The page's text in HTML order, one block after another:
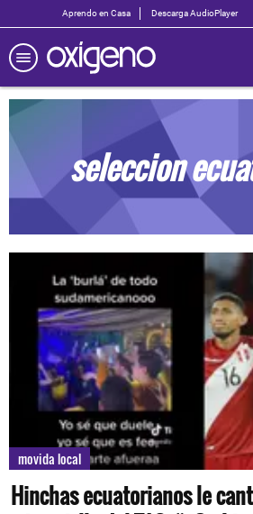
Aprendo en Casa Descarga AudioPlayer
seleccion
movida local
Hinchas ecuatorianos le